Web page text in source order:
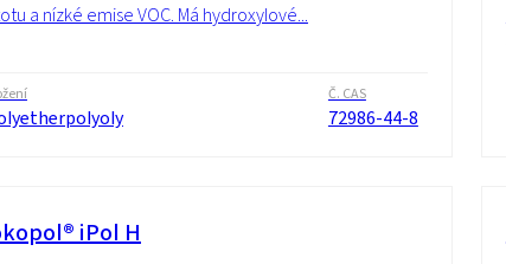
a nízké emise VOC. Má hydroxylové...
Č. CAS
72986-44-8
iPol H